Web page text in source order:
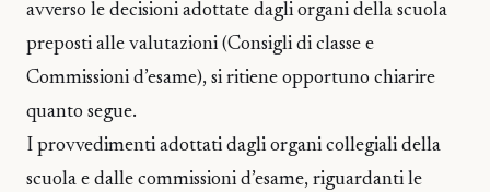
avverso le decisioni adottate dagli organi della scuola
preposti alle valutazioni (Consigli di classe e
Commissioni d’esame), si ritiene opportuno chiarire
quanto segue.
I provvedimenti adottati dagli organi collegiali della
scuola e dalle commissioni d’esame, riguardanti le